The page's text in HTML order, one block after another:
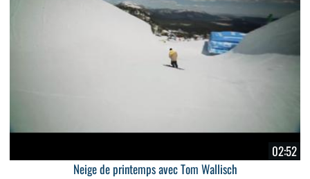
02:52
Neige de printemps avec Tom Wallisch